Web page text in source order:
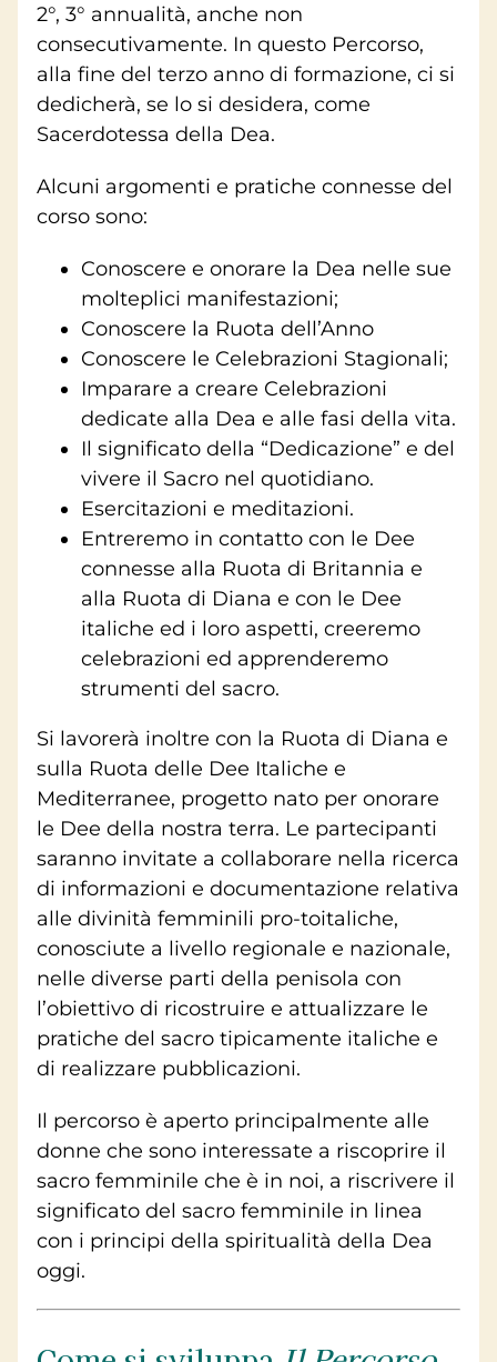
2°, 3° annualità, anche non
consecutivamente. In questo Percorso,
alla fine del terzo anno di formazione, ci si
dedicherà, se lo si desidera, come
Sacerdotessa della Dea.
Alcuni argomenti e pratiche connesse del
corso sono:
Conoscere e onorare la Dea nelle sue
molteplici manifestazioni;
Conoscere la Ruota dell’Anno
Conoscere le Celebrazioni Stagionali;
Imparare a creare Celebrazioni
dedicate alla Dea e alle fasi della vita.
Il significato della “Dedicazione” e del
vivere il Sacro nel quotidiano.
Esercitazioni e meditazioni.
Entreremo in contatto con le Dee
connesse alla Ruota di Britannia e
alla Ruota di Diana e con le Dee
italiche ed i loro aspetti, creeremo
celebrazioni ed apprenderemo
strumenti del sacro.
Si lavorerà inoltre con la Ruota di Diana e
sulla Ruota delle Dee Italiche e
Mediterranee, progetto nato per onorare
le Dee della nostra terra. Le partecipanti
saranno invitate a collaborare nella ricerca
di informazioni e documentazione relativa
alle divinità femminili pro-toitaliche,
conosciute a livello regionale e nazionale,
nelle diverse parti della penisola con
l’obiettivo di ricostruire e attualizzare le
pratiche del sacro tipicamente italiche e
di realizzare pubblicazioni.
Il percorso è aperto principalmente alle
donne che sono interessate a riscoprire il
sacro femminile che è in noi, a riscrivere il
significato del sacro femminile in linea
con i principi della spiritualità della Dea
oggi.